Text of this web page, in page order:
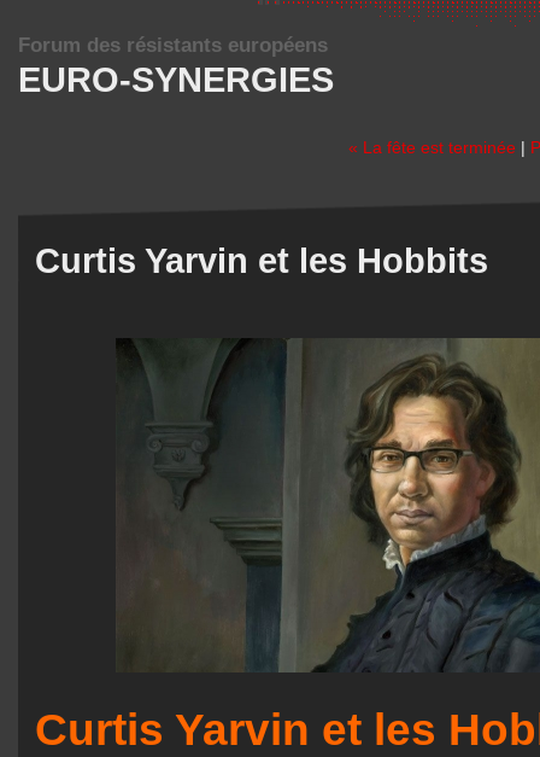
EURO-SYNERGIES
Forum des résistants européens
« La fête est terminée |
Curtis Yarvin et les Hobbits
Curtis Yarvin et les